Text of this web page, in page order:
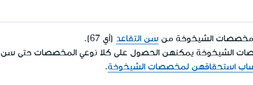
الشيخوخة من سن التقاعد (أي 67).
استحقاقهن لمخصصات الشيخوخة.